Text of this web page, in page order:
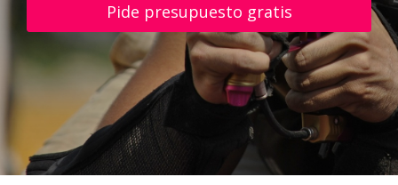
Pide presupuesto gratis